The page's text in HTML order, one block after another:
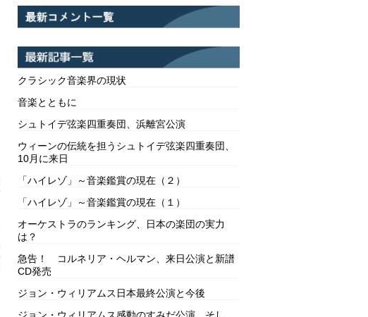
クラシック音楽界の現状
音楽とともに
シュトイデ弦楽四重奏団、浜離宮公演
ウィーンの伝統を担うシュトイデ弦楽四重奏団、
10月に来日
「ハイレゾ」～音楽鑑賞の現在（２）
「ハイレゾ」～音楽鑑賞の現在（１）
オーケストラのランキング、日本の楽団の実力
は？
急告！ コルネリア・ヘルマン、来日公演と新譜
CD発売
ジョン・ウィリアムス日本最終公演と今後